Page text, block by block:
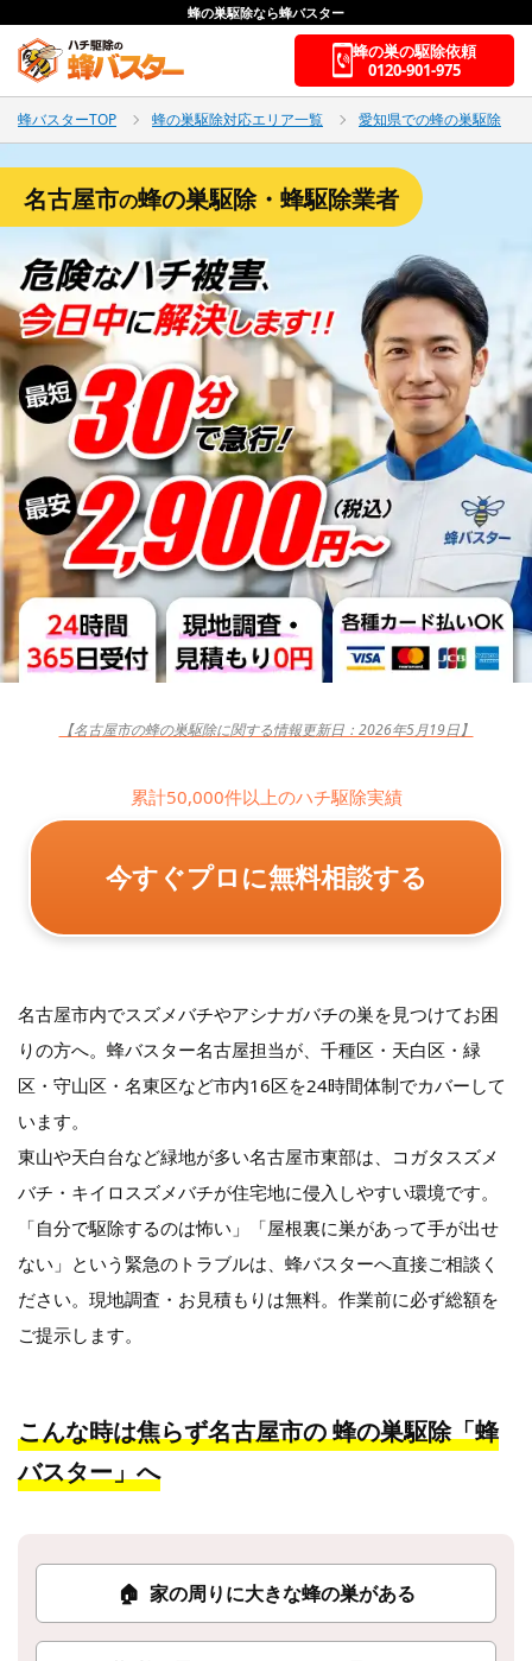
蜂の巣駆除なら蜂バスター
蜂の巣の駆除依頼
0120-901-975
蜂バスターTOP 蜂の巣駆除対応エリア一覧 愛知県での蜂の巣駆除
名古屋市の蜂の巣駆除・蜂駆除業者
【名古屋市の蜂の巣駆除に関する情報更新日：2026年5月19日】
累計50,000件以上のハチ駆除実績
今すぐプロに無料相談する
名古屋市内でスズメバチやアシナガバチの巣を見つけてお困
りの方へ。蜂バスター名古屋担当が、千種区・天白区・緑
区・守山区・名東区など市内16区を24時間体制でカバーして
います。
東山や天白台など緑地が多い名古屋市東部は、コガタスズメ
バチ・キイロスズメバチが住宅地に侵入しやすい環境です。
「自分で駆除するのは怖い」「屋根裏に巣があって手が出せ
ない」という緊急のトラブルは、蜂バスターへ直接ご相談く
ださい。現地調査・お見積もりは無料。作業前に必ず総額を
ご提示します。
こんな時は焦らず名古屋市の蜂の巣駆除「蜂
バスター」へ
🏠 家の周りに大きな蜂の巣がある